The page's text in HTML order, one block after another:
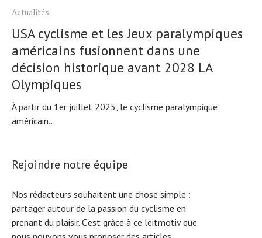
Actualités
USA cyclisme et les Jeux paralympiques
américains fusionnent dans une
décision historique avant 2028 LA
Olympiques
À partir du 1er juillet 2025, le cyclisme paralympique
américain...
Rejoindre notre équipe
Nos rédacteurs souhaitent une chose simple :
partager autour de la passion du cyclisme en
prenant du plaisir. C'est grâce à ce leitmotiv que